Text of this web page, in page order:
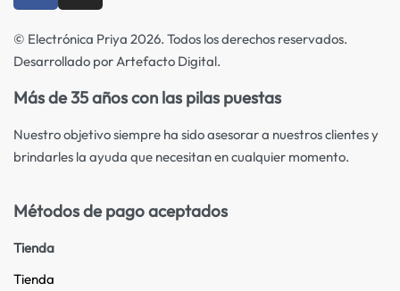
© Electrónica Priya 2026. Todos los derechos reservados.
Desarrollado por Artefacto Digital.
Más de 35 años con las pilas puestas
Nuestro objetivo siempre ha sido asesorar a nuestros clientes y
brindarles la ayuda que necesitan en cualquier momento.
Métodos de pago aceptados
Tienda
Tienda